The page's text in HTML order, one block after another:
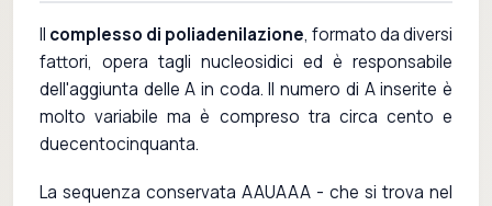
Il complesso di poliadenilazione, formato da diversi
fattori, opera tagli nucleosidici ed è responsabile
dell'aggiunta delle A in coda. Il numero di A inserite è
molto variabile ma è compreso tra circa cento e
duecentocinquanta.
La sequenza conservata AAUAAA - che si trova nel